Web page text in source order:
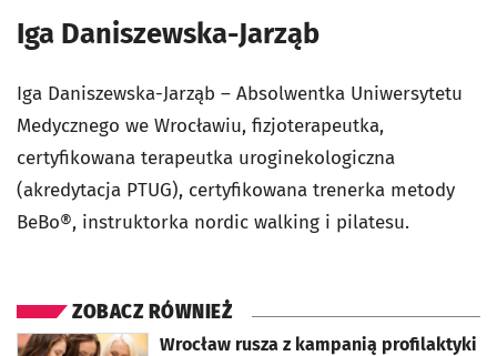
Iga Daniszewska-Jarząb
Iga Daniszewska-Jarząb – Absolwentka Uniwersytetu
Medycznego we Wrocławiu, fizjoterapeutka,
certyfikowana terapeutka uroginekologiczna
(akredytacja PTUG), certyfikowana trenerka metody
BeBo®, instruktorka nordic walking i pilatesu.
ZOBACZ RÓWNIEŻ
Wrocław rusza z kampanią profilaktyki
otworzy się w nowej karcie